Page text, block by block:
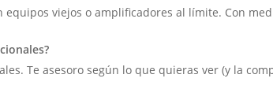
equipos viejos o amplificadores al límite. Con
Te asesoro según lo que quieras ver (y la